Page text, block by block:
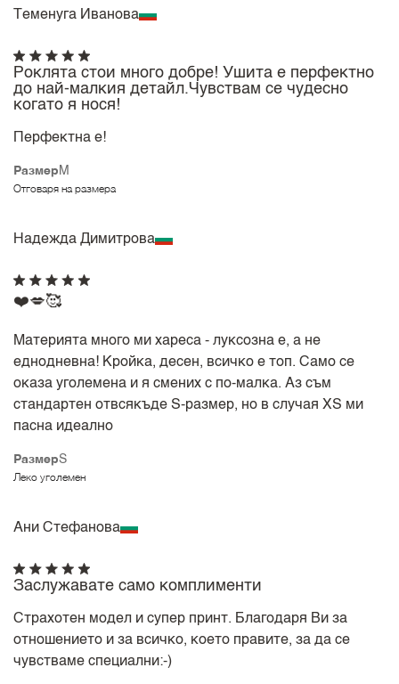
Теменуга Иванова
Размер M
Отговаря на размера
Роклята стои много добре! Ушита е перфектно
до най-малкия детайл.Чувствам се чудесно
когато я нося!
Перфектна е!
Надежда Димитрова
РазмерS
Леко уголемен
❤️💋🥰
Материята много ми хареса - луксозна е, а не
еднодневна! Кройка, десен, всичко е топ. Само се
оказа уголемена и я смених с по-малка. Аз съм
стандартен отвсякъде S-размер, но в случая ХS ми
пасна идеално
Ани Стефанова
Заслужавате само комплименти
Страхотен модел и супер принт. Благодаря Ви за
отношението и за всичко, което правите, за да се
чувстваме специални:-)